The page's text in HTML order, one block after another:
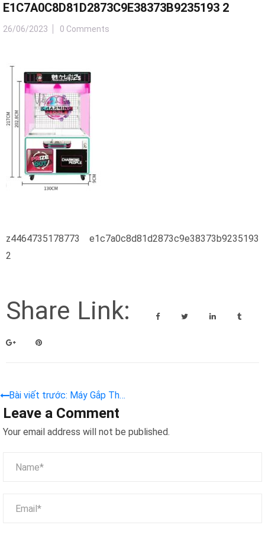
E1C7A0C8D81D2873C9E38373B9235193 2
26/06/2023 0 Comments
z4464735178773 e1c7a0c8d81d2873c9e38373b9235193
2
Share Link:
Bài viết trước: Máy Gắp Thú
Cỡ Lớn – Đèn LED Rực Rỡ,
Tùy Chỉnh Theo Yêu Cầu, Hút
Leave a Comment
Your email address will not be published.